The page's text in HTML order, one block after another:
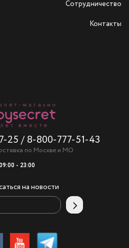
25 / 8-800-777-51-43
по Москве и МО
- 23:00
на новости
Сотрудничество
Контакты